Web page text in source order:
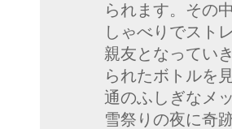
られます。その
しゃべりでスト
親友となってい
られたボトルを
通のふしぎなメ
雪祭りの夜に奇